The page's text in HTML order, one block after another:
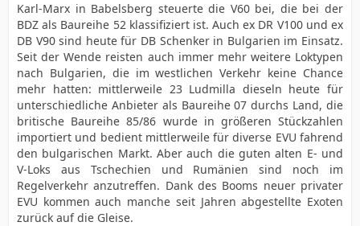
Karl-Marx in Babelsberg steuerte die V60 bei, die bei der
BDZ als Baureihe 52 klassifiziert ist. Auch ex DR V100 und ex
DB V90 sind heute für DB Schenker in Bulgarien im Einsatz.
Seit der Wende reisten auch immer mehr weitere Loktypen
nach Bulgarien, die im westlichen Verkehr keine Chance
mehr hatten: mittlerweile 23 Ludmilla dieseln heute für
unterschiedliche Anbieter als Baureihe 07 durchs Land, die
britische Baureihe 85/86 wurde in größeren Stückzahlen
importiert und bedient mittlerweile für diverse EVU fahrend
den bulgarischen Markt. Aber auch die guten alten E- und
V-Loks aus Tschechien und Rumänien sind noch im
Regelverkehr anzutreffen. Dank des Booms neuer privater
EVU kommen auch manche seit Jahren abgestellte Exoten
zurück auf die Gleise.